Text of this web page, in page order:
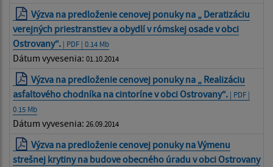
Výzva na predloženie cenovej ponuky na „ Deratizáciu
verejných priestranstiev a obydlí v rómskej osade v obci
Ostrovany“. | PDF | 0.14 Mb
Dátum vyvesenia: 01.10.2014
Výzva na predloženie cenovej ponuky na „ Realizáciu
asfaltového chodníka na cintoríne v obci Ostrovany“. | PDF |
0.15 Mb
Dátum vyvesenia: 26.09.2014
Výzva na predloženie cenovej ponuky na Výmenu
strešnej krytiny na budove obecného úradu v obci Ostrovany